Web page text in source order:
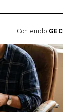
Contenido GEC